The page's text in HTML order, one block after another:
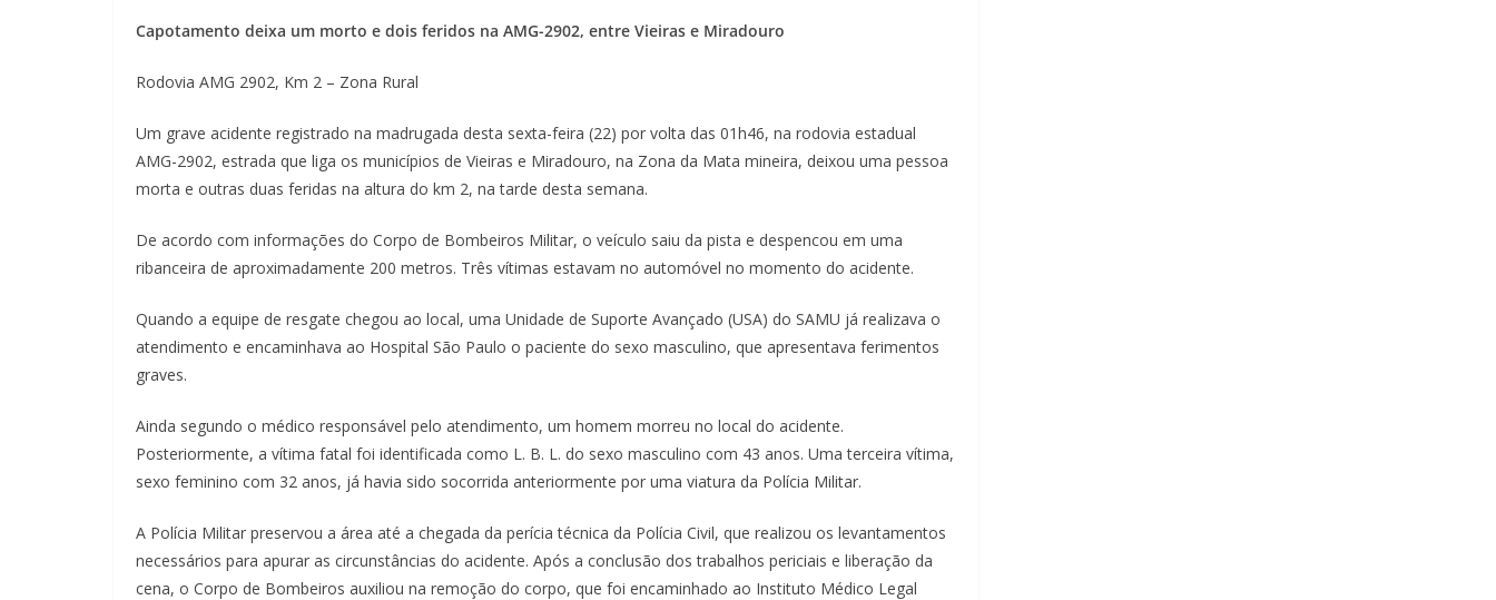
Capotamento deixa um morto e dois feridos na AMG-2902, entre Vieiras e Miradouro
Rodovia AMG 2902, Km 2 – Zona Rural
Um grave acidente registrado na madrugada desta sexta-feira (22) por volta das 01h46, na rodovia estadual
AMG-2902, estrada que liga os municípios de Vieiras e Miradouro, na Zona da Mata mineira, deixou uma pessoa
morta e outras duas feridas na altura do km 2, na tarde desta semana.
De acordo com informações do Corpo de Bombeiros Militar, o veículo saiu da pista e despencou em uma
ribanceira de aproximadamente 200 metros. Três vítimas estavam no automóvel no momento do acidente.
Quando a equipe de resgate chegou ao local, uma Unidade de Suporte Avançado (USA) do SAMU já realizava o
atendimento e encaminhava ao Hospital São Paulo o paciente do sexo masculino, que apresentava ferimentos
graves.
Ainda segundo o médico responsável pelo atendimento, um homem morreu no local do acidente.
Posteriormente, a vítima fatal foi identificada como L. B. L. do sexo masculino com 43 anos. Uma terceira vítima,
sexo feminino com 32 anos, já havia sido socorrida anteriormente por uma viatura da Polícia Militar.
A Polícia Militar preservou a área até a chegada da perícia técnica da Polícia Civil, que realizou os levantamentos
necessários para apurar as circunstâncias do acidente. Após a conclusão dos trabalhos periciais e liberação da
cena, o Corpo de Bombeiros auxiliou na remoção do corpo, que foi encaminhado ao Instituto Médico Legal